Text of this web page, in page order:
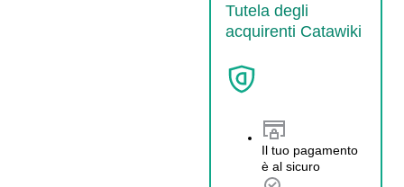
Tutela degli
acquirenti Catawiki
Il tuo pagamento
è al sicuro